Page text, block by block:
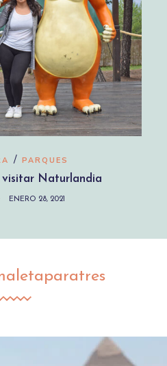
/ PARQUES
Naturlandia
ENERO 28, 2021